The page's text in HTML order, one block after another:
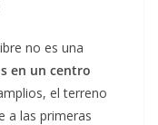
no es una
en un centro
el terreno
a las primeras